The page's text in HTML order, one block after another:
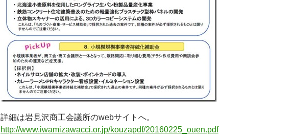
詳細は岩見沢商工会議所のwebサイトへ。
http://www.iwamizawacci.or.jp/kouzapdf/20160225_ouen.pdf